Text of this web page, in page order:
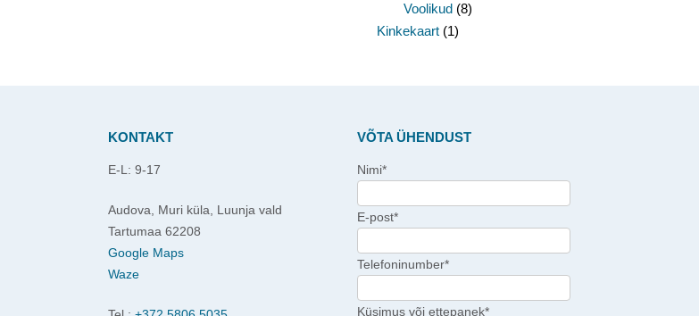
Voolikud (8)
Kinkekaart (1)
KONTAKT
E-L: 9-17
Audova, Muri küla, Luunja vald
Tartumaa 62208
Google Maps
Waze
VÕTA ÜHENDUST
Nimi*
E-post*
Telefoninumber*
Küsimus või ettepanek*